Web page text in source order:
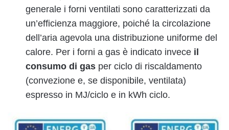
generale i forni ventilati sono caratterizzati da
un’efficienza maggiore, poiché la circolazione
dell’aria agevola una distribuzione uniforme del
calore. Per i forni a gas è indicato invece il
consumo di gas per ciclo di riscaldamento
(convezione e, se disponibile, ventilata)
espresso in MJ/ciclo e in kWh ciclo.